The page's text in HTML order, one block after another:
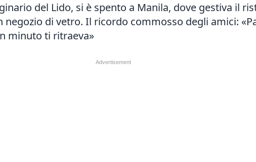
del Lido, si è spento a Manila, dove gestiva il
negozio di vetro. Il ricordo commosso degli amici:
minuto ti ritraeva»